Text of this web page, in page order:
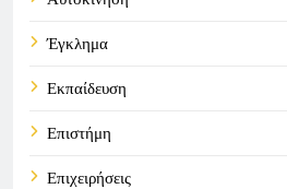
Έγκλημα
Εκπαίδευση
Επιστήμη
Επιχειρήσεις